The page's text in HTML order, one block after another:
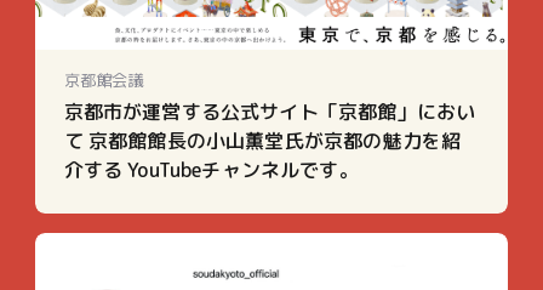
京都館会議
京都市が運営する公式サイト「京都館」におい
て 京都館館長の小山薫堂氏が京都の魅力を紹
介する YouTubeチャンネルです。